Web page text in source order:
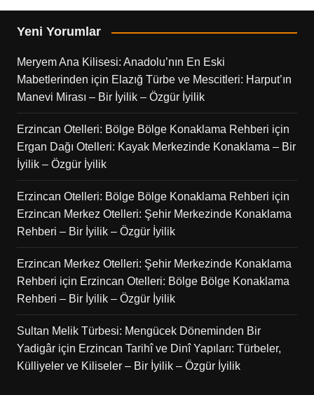
Yeni Yorumlar
Meryem Ana Kilisesi: Anadolu’nın En Eski
Mabetlerinden için Elazığ Türbe ve Mescitleri: Harput’ın
Manevi Mirası – Bir İyilik – Özgür İyilik
Erzincan Otelleri: Bölge Bölge Konaklama Rehberi için
Ergan Dağı Otelleri: Kayak Merkezinde Konaklama – Bir
İyilik – Özgür İyilik
Erzincan Otelleri: Bölge Bölge Konaklama Rehberi için
Erzincan Merkez Otelleri: Şehir Merkezinde Konaklama
Rehberi – Bir İyilik – Özgür İyilik
Erzincan Merkez Otelleri: Şehir Merkezinde Konaklama
Rehberi için Erzincan Otelleri: Bölge Bölge Konaklama
Rehberi – Bir İyilik – Özgür İyilik
Sultan Melik Türbesi: Mengücek Döneminden Bir
Yadigâriçin Erzincan Tarihî ve Dinî Yapıları: Türbeler,
Külliyeler ve Kiliseler – Bir İyilik – Özgür İyilik